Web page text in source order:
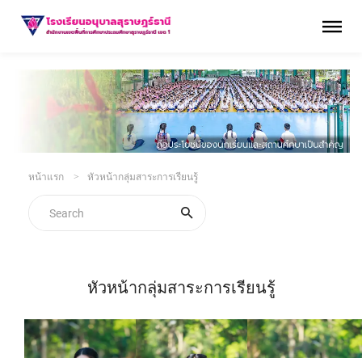
หน้าแรก หัวหน้ากลุ่มสาระการเรียนรู้
หัวหน้ากลุ่มสาระการเรียนรู้